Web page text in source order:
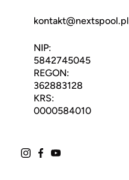
kontakt@nextspool.pl
NIP:
5842745045
REGON:
362883128
KRS:
0000584010